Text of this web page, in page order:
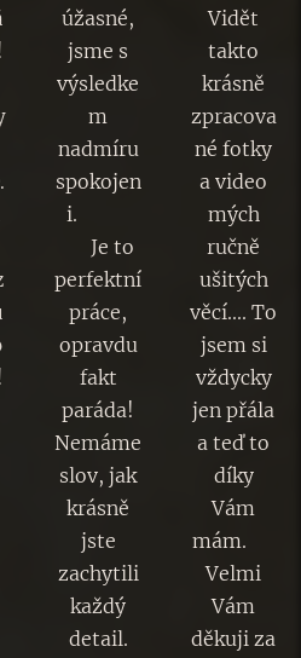
úžasné,
jsme s
výsledke
m
nadmíru
spokojen
i. 😍👏
😊 Je to
perfektní
práce,
opravdu
fakt
paráda!
Nemáme
slov, jak
krásně
jste
zachytili
každý
detail.
Vidět
takto
krásně
zpracova
né fotky
a video
mých
ručně
ušitých
věcí.... To
jsem si
vždycky
jen přála
a teď to
díky
Vám
mám. 💚
Velmi
Vám
děkuji za